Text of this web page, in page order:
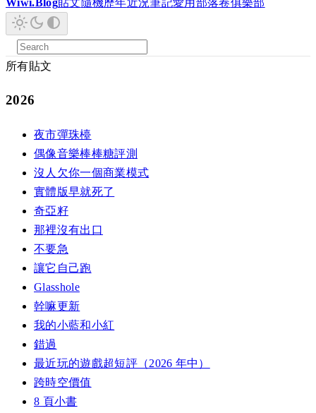
Wiwi.Blog貼文隨機歷年近況筆記愛用 部落卷俱樂部
所有貼文
2026
夜市彈珠檯
偶像音樂棒棒糖評測
沒人欠你一個商業模式
實體版早就死了
奇亞籽
那裡沒有出口
不要急
讓它自己跑
Glasshole
幹嘛更新
我的小藍和小紅
錯過
最近玩的遊戲超短評（2026 年中）
跨時空價值
8 頁小書